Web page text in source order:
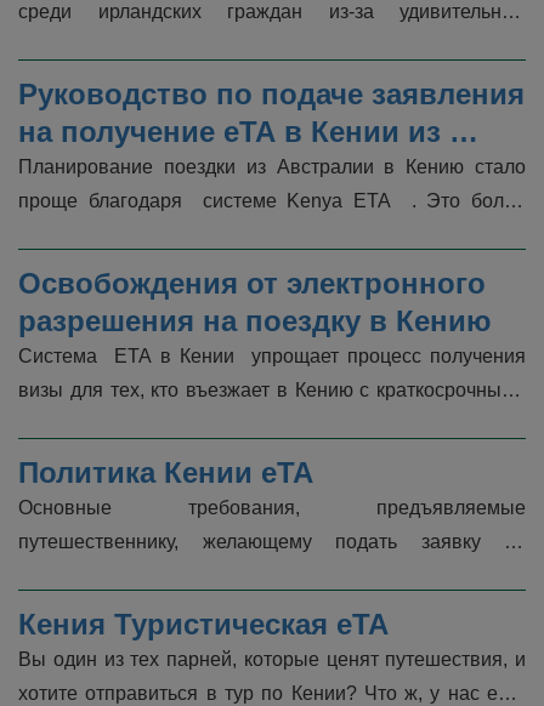
Ирландии
среди ирландских граждан из-за удивительных
Таким образом, ирландским гражда...
Руководство по подаче заявления
на получение eTA в Кении из
Австралии
Планирование поездки из Австралии в Кению стало
проще благодаря  системе Kenya ETA  . Это более
подать заявку на eTA прямо из с�...
Освобождения от электронного
разрешения на поездку в Кению
Система  ETA в Кении  упрощает процесс получения
визы для тех, кто въезжает в Кению с краткосрочными
заявление на получен�...
Политика Кении eTA
Основные требования, предъявляемые
путешественнику, желающему подать заявку на
соответствия eTA для  Кении  , представляют собо...
Кения Туристическая eTA
Вы один из тех парней, которые ценят путешествия, и
хотите отправиться в тур по Кении? Что ж, у нас есть